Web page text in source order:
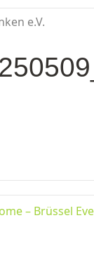
– Brüssel